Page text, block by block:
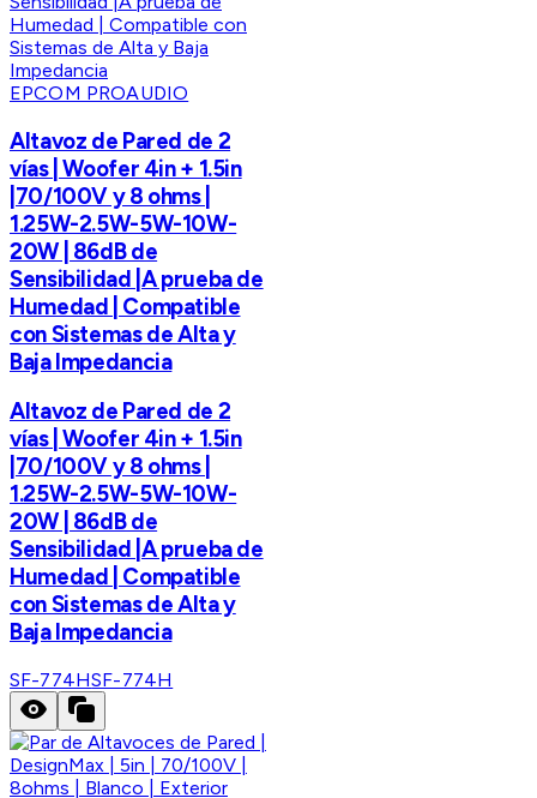
EPCOM PROAUDIO
Altavoz de Pared de 2
vías | Woofer 4in + 1.5in
|70/100V y 8 ohms |
1.25W-2.5W-5W-10W-
20W | 86dB de
Sensibilidad |A prueba de
Humedad | Compatible
con Sistemas de Alta y
Baja Impedancia
Altavoz de Pared de 2
vías | Woofer 4in + 1.5in
|70/100V y 8 ohms |
1.25W-2.5W-5W-10W-
20W | 86dB de
Sensibilidad |A prueba de
Humedad | Compatible
con Sistemas de Alta y
Baja Impedancia
SF-774HSF-774H